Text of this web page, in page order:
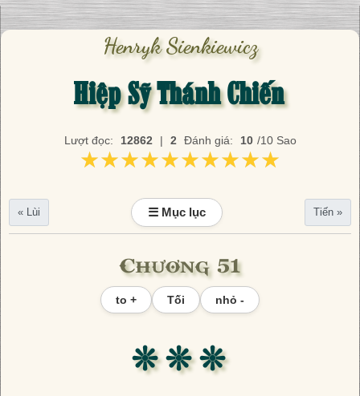
Henryk Sienkiewicz
Hiệp Sỹ Thánh Chiến
Lượt đọc: 12862 | 2 Đánh giá: 10 /10 Sao
★★★★★★★★★★
★★★★★★★★★★
« Lùi ☰ Mục lục Tiến »
Chương 51
to + Tối nhỏ -
❊ ❊ ❊